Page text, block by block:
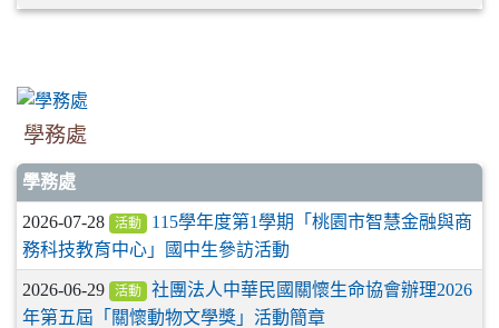
學務處
學務處
2026-07-28 活動
115學年度第1學期「桃園市智慧金融與商
務科技教育中心」國中生參訪活動
2026-06-29 活動
社團法人中華民國關懷生命協會辦理2026
年第五屆「關懷動物文學獎」活動簡章